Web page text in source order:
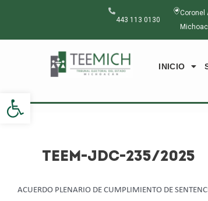
Abrir barra de herramientas
443 113 0130
Coronel
INICIO
TEEM-JDC-235/2025
ACUERDO PLENARIO DE CUMPLIMIENTO DE